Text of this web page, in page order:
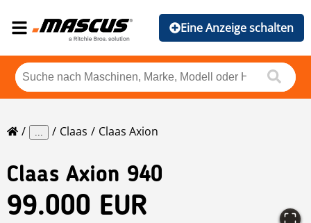
Eine Anzeige schalten
... Claas Claas Axion
Claas Axion 940
99.000 EUR